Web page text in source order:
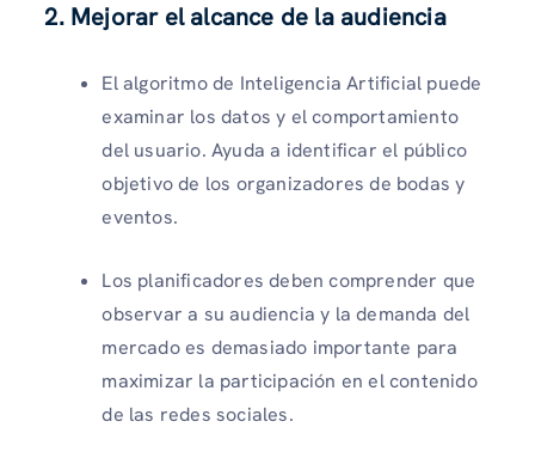
2. Mejorar el alcance de la audiencia
El algoritmo de Inteligencia Artificial puede
examinar los datos y el comportamiento
del usuario. Ayuda a identificar el público
objetivo de los organizadores de bodas y
eventos.
Los planificadores deben comprender que
observar a su audiencia y la demanda del
mercado es demasiado importante para
maximizar la participación en el contenido
de las redes sociales.